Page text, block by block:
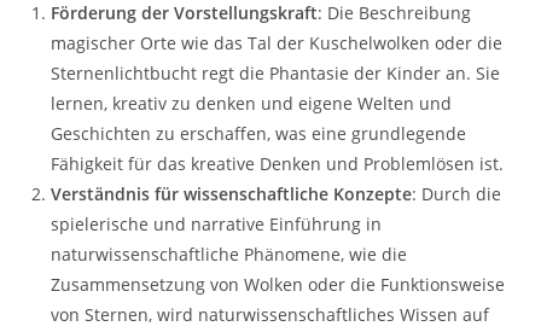
Förderung der Vorstellungskraft: Die Beschreibung
magischer Orte wie das Tal der Kuschelwolken oder die
Sternenlichtbucht regt die Phantasie der Kinder an. Sie
lernen, kreativ zu denken und eigene Welten und
Geschichten zu erschaffen, was eine grundlegende
Fähigkeit für das kreative Denken und Problemlösen ist.
Verständnis für wissenschaftliche Konzepte: Durch die
spielerische und narrative Einführung in
naturwissenschaftliche Phänomene, wie die
Zusammensetzung von Wolken oder die Funktionsweise
von Sternen, wird naturwissenschaftliches Wissen auf